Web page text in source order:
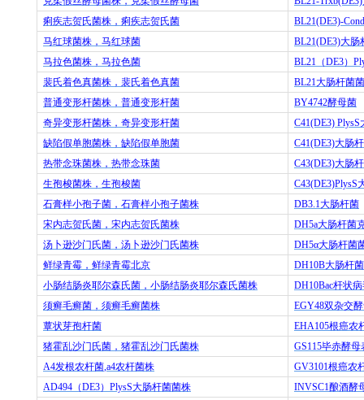
痢疾志贺氏菌株，痢疾志贺氏菌
BL21(DE3)-
马红球菌株，马红球菌
BL21(DE3)大肠
马拉色菌株，马拉色菌
BL21 （DE3）
裴氏着色真菌株，裴氏着色真菌
BL21大肠杆菌
普通变形杆菌株，普通变形杆菌
BY4742酵母菌
奇异变形杆菌株，奇异变形杆菌
C41(DE3) PlysS
缺陷假单胞菌株，缺陷假单胞菌
C41(DE3)大肠
热带念珠菌株，热带念珠菌
C43(DE3)大肠
生孢梭菌株，生孢梭菌
C43(DE3)PlysS
石膏样小孢子菌，石膏样小孢子菌株
DB3.1大肠杆菌
宋内志贺氏菌，宋内志贺氏菌株
DH5a大肠杆菌
汤卜逊沙门氏菌，汤卜逊沙门氏菌株
DH5α大肠杆菌
鲜绿青霉，鲜绿青霉北京
DH10B大肠杆
小肠结肠炎耶尔森氏菌，小肠结肠炎耶尔森氏菌株
DH10Bac杆状
须癣毛癣菌，须癣毛癣菌株
EGY48双杂交
蕈状芽孢杆菌
EHA105根癌农
猪霍乱沙门氏菌，猪霍乱沙门氏菌株
GS115毕赤酵母
A4发根农杆菌 ,a4农杆菌株 GV3101根癌农
AD494 （DE3） PlysS大肠杆菌菌株 INVSC1酿酒酵